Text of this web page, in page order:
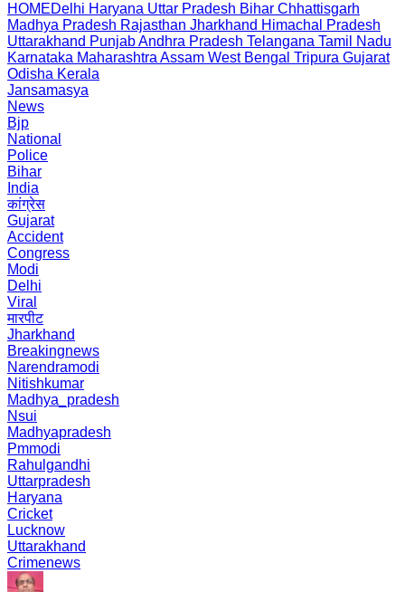
HOMEDelhi Haryana Uttar Pradesh Bihar Chhattisgarh
Madhya Pradesh Rajasthan Jharkhand Himachal Pradesh
Uttarakhand PunjabAndhra Pradesh Telangana Tamil Nadu
Karnataka Maharashtra Assam West Bengal Tripura Gujarat
Odisha Kerala
Jansamasya
News
Bjp
National
Police
Bihar
India
कांग्रेस
Gujarat
Accident
Congress
Modi
Delhi
Viral
मारपीट
Jharkhand
Breakingnews
Narendramodi
Nitishkumar
Madhya_pradesh
Nsui
Madhyapradesh
Pmmodi
Rahulgandhi
Uttarpradesh
Haryana
Cricket
Lucknow
Uttarakhand
Crimenews